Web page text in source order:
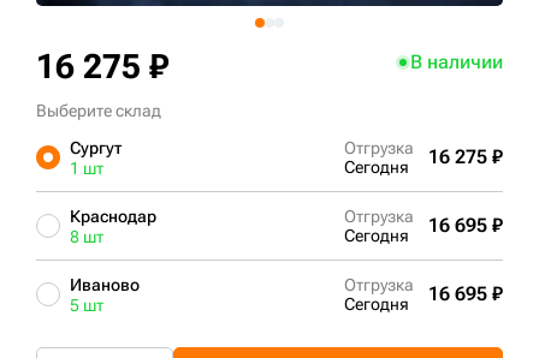
16 275 ₽ В наличии
Выберите склад
Сургут
1 шт
Отгрузка
Сегодня
16 275 ₽
Краснодар
8 шт
Отгрузка
Сегодня
16 695 ₽
Иваново
5 шт
Отгрузка
Сегодня
16 695 ₽